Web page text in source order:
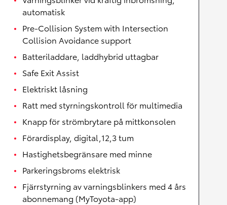
automatisk
Pre-Collision System with Intersection
Collision Avoidance support
Batteriladdare, laddhybrid uttagbar
Safe Exit Assist
Elektriskt låsning
Ratt med styrningskontroll för multimedia
Knapp för strömbrytare på mittkonsolen
Förardisplay, digital,12,3 tum
Hastighetsbegränsare med minne
Parkeringsbroms elektrisk
Fjärrstyrning av varningsblinkers med 4 års
abonnemang (MyToyota-app)